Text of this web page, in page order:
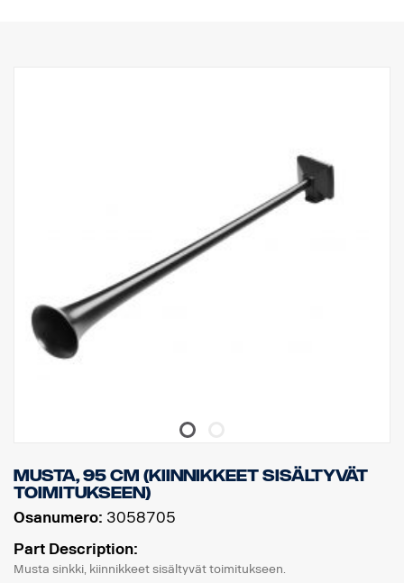
Musta, 95 cm (kiinnikkeet sisältyvät
toimitukseen)
Osanumero: 3058705
Part Description:
Musta sinkki, kiinnikkeet sisältyvät toimitukseen.